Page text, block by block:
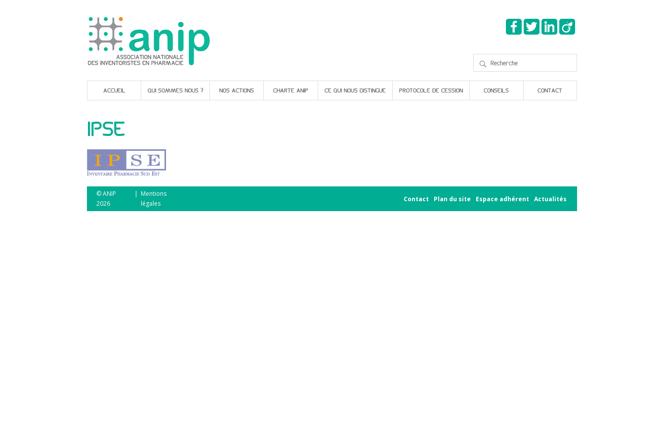
ACCUEIL QUI SOMMES NOUS ? NOS ACTIONS CHARTE ANIP CE QUI NOUS DISTINGUE PROTOCOLE DE CESSION CONSEILS CONTACT
IPSE
© ANIP
2026
| Mentions
légales
Contact Plan du site Espace adhérent Actualités